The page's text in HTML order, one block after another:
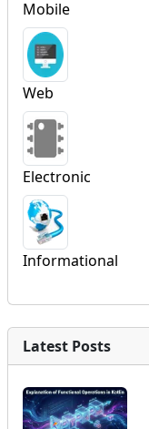
Mobile
Web
Electronic
Informational
Latest Posts